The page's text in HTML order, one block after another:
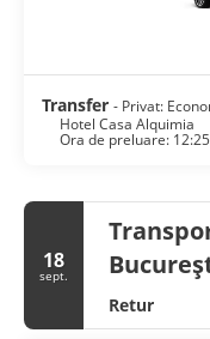
Transfer - Privat:
Hotel Casa Alquimia
Ora de preluare: 12:25
18
sept.
Retur